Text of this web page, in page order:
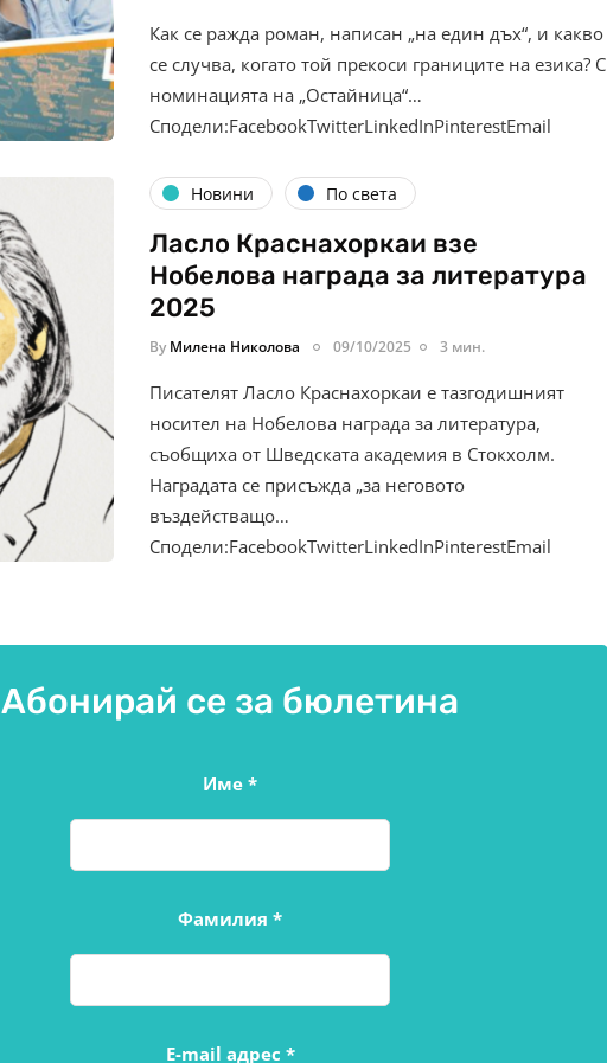
Как се ражда роман, написан „на един дъх“, и какво
се случва, когато той прекоси границите на езика? С
номинацията на „Остайница“…
Сподели:FacebookTwitterLinkedInPinterestEmail
Новини По света
Ласло Краснахоркаи взе
Нобелова награда за литература
2025
By Милена Николова 09/10/2025 3 мин.
Писателят Ласло Краснахоркаи е тазгодишният
носител на Нобелова награда за литература,
съобщиха от Шведската академия в Стокхолм.
Наградата се присъжда „за неговото
въздействащо…
Сподели:FacebookTwitterLinkedInPinterestEmail
Абонирай се за бюлетина
Име*
Фамилия*
E-mail адрес *